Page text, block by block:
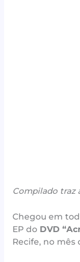
Compilado traz
Chegou em
EP do DVD
Recife, no mês